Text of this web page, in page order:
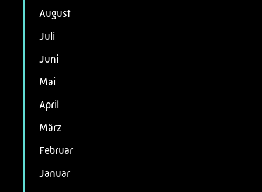
August
Juli
Juni
Mai
April
März
Februar
Januar